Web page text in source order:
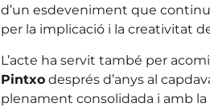
d’un esdeveniment que
per la implicació i la creativitat
L’acte ha servit també per
Pintxodesprés d’anys al
plenament consolidada i amb